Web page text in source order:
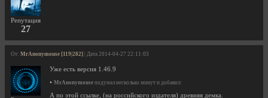
Репутация
27
От: MrAnonymouse [119|282] | Дата 2014-04-27 22:11:03
Уже есть версия 1.46.9
• MrAnonymouse подумал несколько минут и добавил:
А по этой ссылке, (на российского издателя) древняя демка.